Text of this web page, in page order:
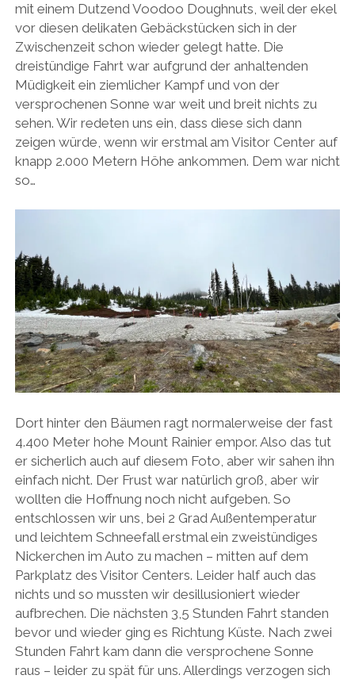
mit einem Dutzend Voodoo Doughnuts, weil der ekel
vor diesen delikaten Gebäckstücken sich in der
Zwischenzeit schon wieder gelegt hatte. Die
dreistündige Fahrt war aufgrund der anhaltenden
Müdigkeit ein ziemlicher Kampf und von der
versprochenen Sonne war weit und breit nichts zu
sehen. Wir redeten uns ein, dass diese sich dann
zeigen würde, wenn wir erstmal am Visitor Center auf
knapp 2.000 Metern Höhe ankommen. Dem war nicht
so…
Dort hinter den Bäumen ragt normalerweise der fast
4.400 Meter hohe Mount Rainier empor. Also das tut
er sicherlich auch auf diesem Foto, aber wir sahen ihn
einfach nicht. Der Frust war natürlich groß, aber wir
wollten die Hoffnung noch nicht aufgeben. So
entschlossen wir uns, bei 2 Grad Außentemperatur
und leichtem Schneefall erstmal ein zweistündiges
Nickerchen im Auto zu machen – mitten auf dem
Parkplatz des Visitor Centers. Leider half auch das
nichts und so mussten wir desillusioniert wieder
aufbrechen. Die nächsten 3,5 Stunden Fahrt standen
bevor und wieder ging es Richtung Küste. Nach zwei
Stunden Fahrt kam dann die versprochene Sonne
raus – leider zu spät für uns. Allerdings verzogen sich